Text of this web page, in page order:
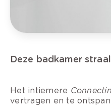
Deze badkamer
Het intiemere
vertragen en te